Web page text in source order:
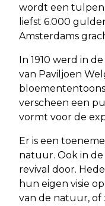
wordt een
liefst 6.000
Amsterdams
In 1910 werd in
van Paviljoen
verscheen een
vormt voor de
Er is een
natuur. Ook in
revival door.
hun eigen visie
van de natuur, of